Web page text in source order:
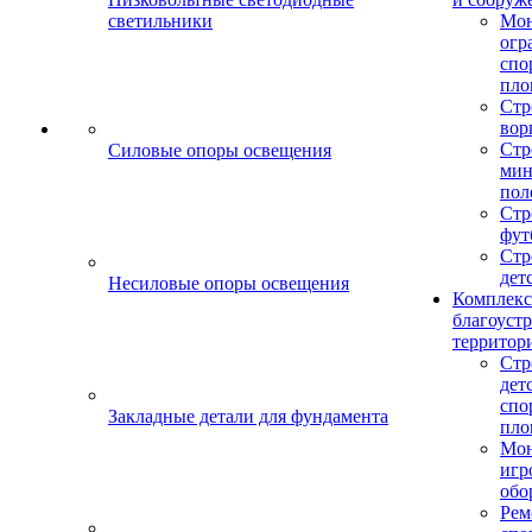
светильники
Силовые опоры освещения
Несиловые опоры освещения
Закладные детали для фундамента